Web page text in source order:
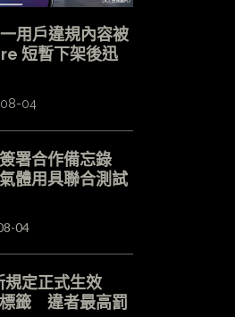
用戶違規內容被
短暫下架後迅
04
署合作備忘錄
體用具聯合測試
04
規定正式生效
籤 違者最高罰